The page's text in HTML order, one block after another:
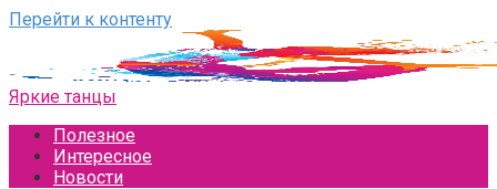
Перейти к контенту
Яркие танцы
Полезное
Интересное
Новости